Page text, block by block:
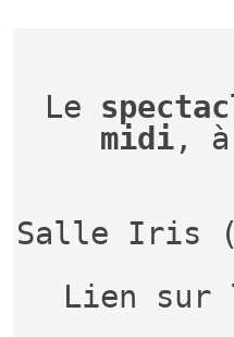
Le
midi,
Salle Iris
Lien sur